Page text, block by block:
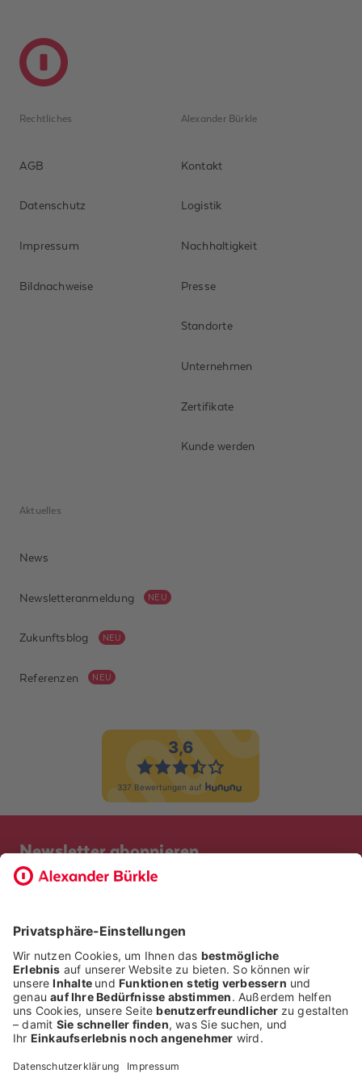
Rechtliches
AGB
Datenschutz
Impressum
Bildnachweise
Alexander Bürkle
Kontakt
Logistik
Nachhaltigkeit
Presse
Standorte
Unternehmen
Zertifikate
Kunde werden
Aktuelles
News
Newsletteranmeldung NEU
Zukunftsblog NEU
Referenzen NEU
Newsletter abonnieren
Bevor Sie sich anmelden, möchten wir wissen, ob Sie bereits
ICH BIN BEREITS KUNDE
ICH BIN KEIN KUNDE